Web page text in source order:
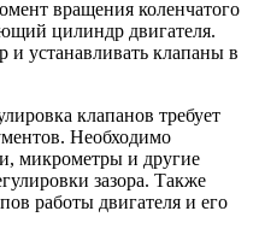
вращения коленчатого
цилиндр двигателя.
и устанавливать клапаны в
клапанов требует
Необходимо
микрометры и другие
зазора. Также
работы двигателя и его